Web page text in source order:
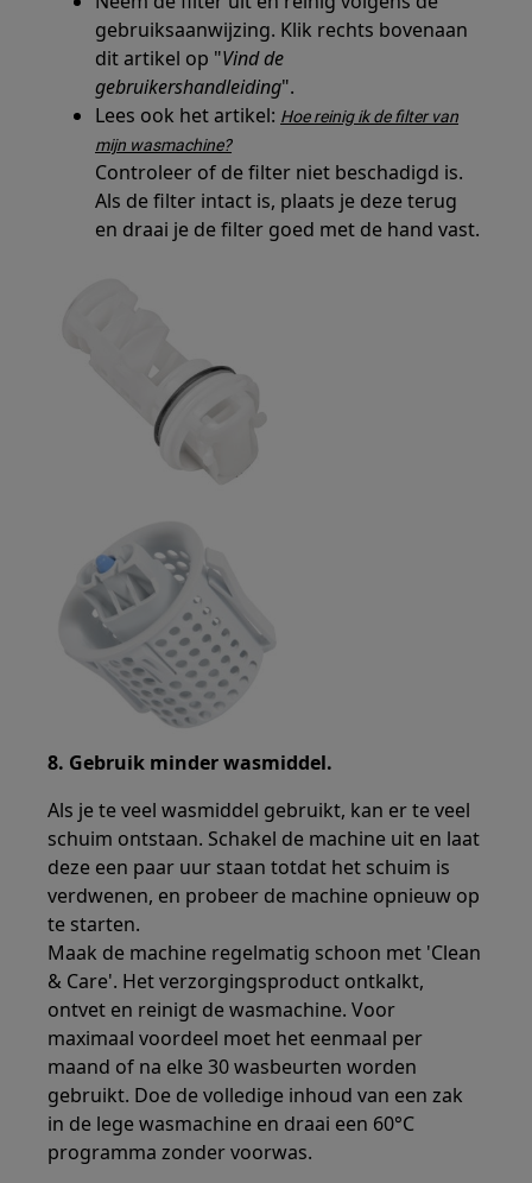
gebruiksaanwijzing. Klik rechts bovenaan
dit artikel op "Vind de
gebruikershandleiding".
Lees ook het artikel: Hoe reinig ik de filter van
mijn wasmachine?
Controleer of de filter niet beschadigd is.
Als de filter intact is, plaats je deze terug
en draai je de filter goed met de hand vast.
8. Gebruik minder wasmiddel.
Als je te veel wasmiddel gebruikt, kan er te veel
schuim ontstaan. Schakel de machine uit en laat
deze een paar uur staan totdat het schuim is
verdwenen, en probeer de machine opnieuw op
te starten.
Maak de machine regelmatig schoon met 'Clean
& Care'. Het verzorgingsproduct ontkalkt,
ontvet en reinigt de wasmachine. Voor
maximaal voordeel moet het eenmaal per
maand of na elke 30 wasbeurten worden
gebruikt. Doe de volledige inhoud van een zak
in de lege wasmachine en draai een 60°C
programma zonder voorwas.